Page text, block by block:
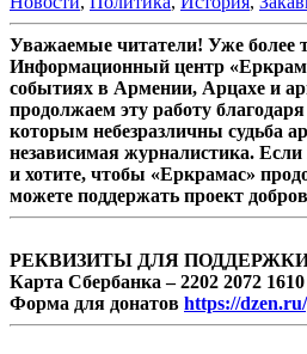
Уважаемые читатели! Уже более
Информационный центр
событиях в Армении, Арцахе и
продолжаем эту работу
которым небезразличны судьба
независимая журналистика.
и хотите, чтобы «Еркрамас»
можете поддержать проект
РЕКВИЗИТЫ ДЛЯ
Карта Сбербанка – 2202 2072 1610
Форма для донатов https://